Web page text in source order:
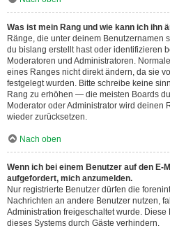
Was ist mein Rang und wie kann ich ihn
Ränge, die unter deinem Benutzernamen
du bislang erstellt hast oder identifizieren
Moderatoren und Administratoren.
eines Ranges nicht direkt ändern, da sie
festgelegt wurden. Bitte schreibe keine
Rang zu erhöhen — die meisten Boards
Moderator oder Administrator wird deinen
wieder zurücksetzen.
Nach oben
Wenn ich bei einem Benutzer auf den E-
aufgefordert, mich anzumelden.
Nur registrierte Benutzer dürfen die
Nachrichten an andere Benutzer nutzen,
Administration freigeschaltet wurde.
dieses Systems durch Gäste verhindern.